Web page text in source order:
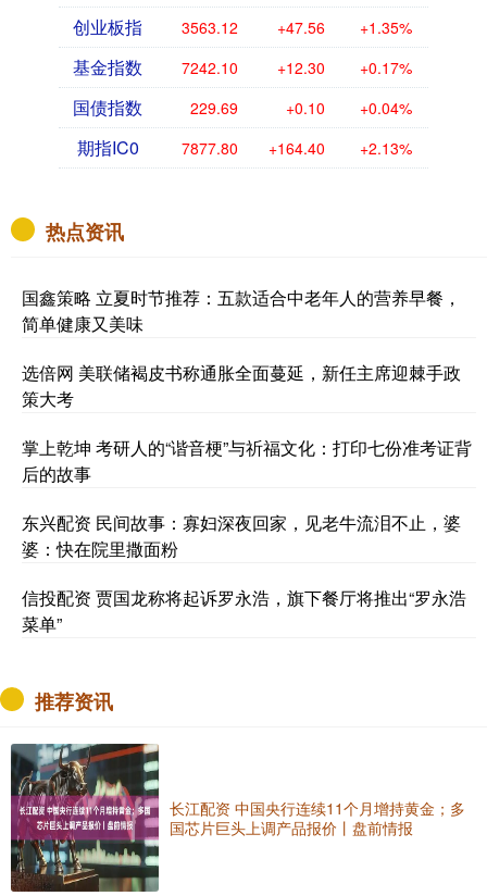
创业板指 3563.12 +47.56 +1.35%
基金指数 7242.10 +12.30 +0.17%
国债指数 229.69 +0.10 +0.04%
期指IC0 7877.80 +164.40 +2.13%
热点资讯
国鑫策略 立夏时节推荐：五款适合中老年人的营养早餐，
简单健康又美味
选倍网 美联储褐皮书称通胀全面蔓延，新任主席迎棘手政
策大考
掌上乾坤 考研人的“谐音梗”与祈福文化：打印七份准考证背
后的故事
东兴配资 民间故事：寡妇深夜回家，见老牛流泪不止，婆
婆：快在院里撒面粉
信投配资 贾国龙称将起诉罗永浩，旗下餐厅将推出“罗永浩
菜单”
推荐资讯
长江配资 中国央行连续11个月增持黄金；多
国芯片巨头上调产品报价丨盘前情报